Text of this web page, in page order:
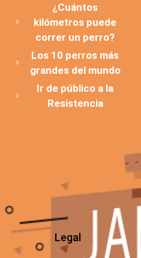
¿Cuántos
kilómetros puede
correr un perro?
Los 10 perros más
grandes del mundo
Ir de público a la
Resistencia
Legal